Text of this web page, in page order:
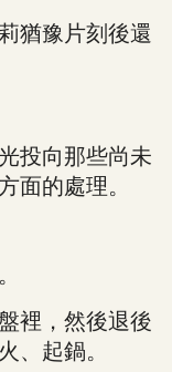
猶豫片刻後還
投向那些尚未
面的處理。
裡，然後退後
、起鍋。